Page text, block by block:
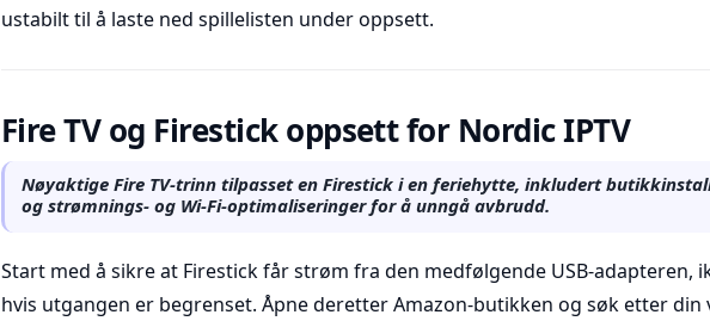
ustabilt til å laste ned spillelisten under oppsett.
Fire TV og Firestick oppsett for Nordic IPTV
Nøyaktige Fire TV-trinn tilpasset en Firestick i en feriehytte, inkludert
og strømnings- og Wi-Fi-optimaliseringer for å unngå avbrudd.
Start med å sikre at Firestick får strøm fra den medfølgende USB-adapteren,
hvis utgangen er begrenset. Åpne deretter Amazon-butikken og søk etter din